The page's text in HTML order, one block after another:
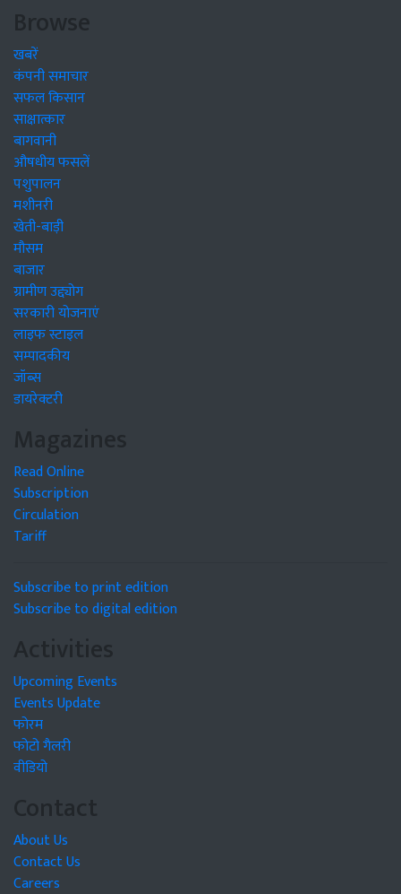
Browse
खबरें
कंपनी समाचार
सफल किसान
साक्षात्कार
बागवानी
औषधीय फसलें
पशुपालन
मशीनरी
खेती-बाड़ी
मौसम
बाजार
ग्रामीण उद्द्योग
सरकारी योजनाएं
लाइफ स्टाइल
सम्पादकीय
जॉब्स
डायरेक्टरी
Magazines
Read Online
Subscription
Circulation
Tariff
Subscribe to print edition
Subscribe to digital edition
Activities
Upcoming Events
Events Update
फोरम
फोटो गैलरी
वीडियो
Contact
About Us
Contact Us
Careers